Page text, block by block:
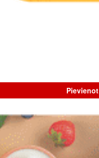
Pievienot